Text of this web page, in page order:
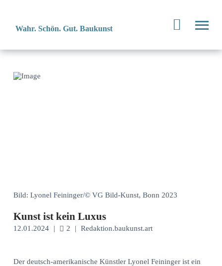
Wahr. Schön. Gut. Baukunst
Bild: Lyonel Feininger/© VG Bild-Kunst, Bonn 2023
Kunst ist kein Luxus
12.01.2024 | 2 | Redaktion.baukunst.art
Der deutsch-ameri­ka­ni­sche Künst­ler Lyonel Feinin­ger ist ein